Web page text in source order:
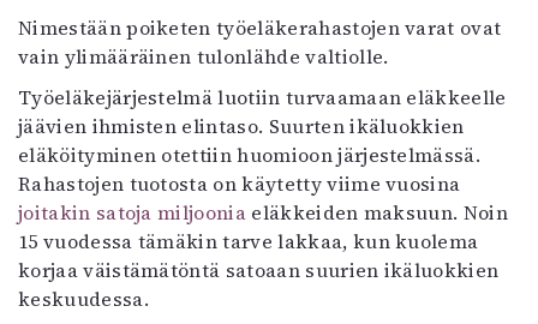
Nimestään poiketen työeläkerahastojen varat ovat
vain ylimääräinen tulonlähde valtiolle.
Työeläkejärjestelmä luotiin turvaamaan eläkkeelle
jäävien ihmisten elintaso. Suurten ikäluokkien
eläköityminen otettiin huomioon järjestelmässä.
Rahastojen tuotosta on käytetty viime vuosina
joitakin satoja miljoonia eläkkeiden maksuun. Noin
15 vuodessa tämäkin tarve lakkaa, kun kuolema
korjaa väistämätöntä satoaan suurien ikäluokkien
keskuudessa.